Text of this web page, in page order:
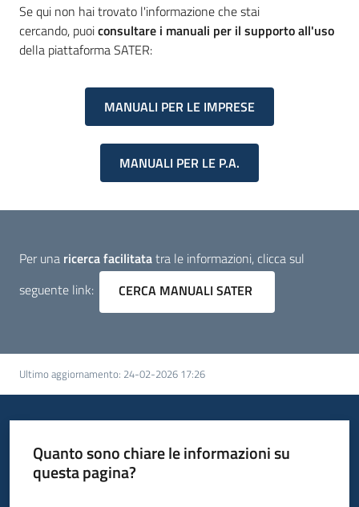
Se qui non hai trovato l'informazione che stai
cercando, puoiconsultare i manuali per il supporto all'uso
della piattaforma SATER:
MANUALI PER LE IMPRESE
MANUALI PER LE P.A.
Per una ricerca facilitatatra le informazioni, clicca sul
seguente link:
CERCA MANUALI SATER
Ultimo aggiornamento: 24-02-2026 17:26
Quanto sono chiare le informazioni su
questa pagina?